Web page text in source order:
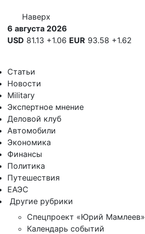
Наверх
6 августа 2026
USD 81.13 +1.06 EUR 93.58 +1.62
Статьи
Новости
Military
Экспертное мнение
Деловой клуб
Автомобили
Экономика
Финансы
Политика
Путешествия
ЕАЭС
Другие рубрики
Спецпроект «Юрий Мамлеев»
Календарь событий